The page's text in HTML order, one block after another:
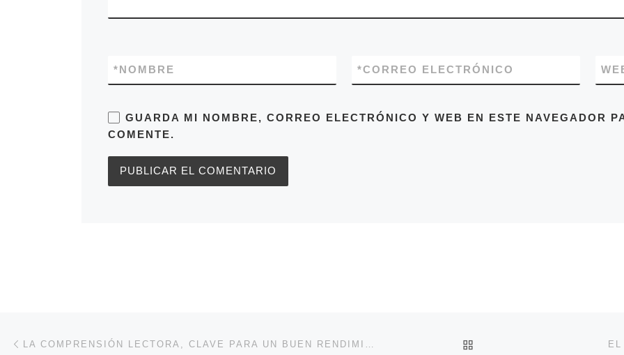
NOMBRE
* CORREO ELECTRÓNICO
*
GUARDA MI NOMBRE, CORREO ELECTRÓNICO Y WEB EN ESTE NAVEGADOR
COMENTE.
Navegación de entradas VOLVER A LA LISTA DE